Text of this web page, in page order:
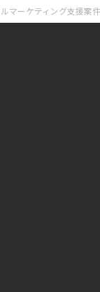
マーケティング支援案件